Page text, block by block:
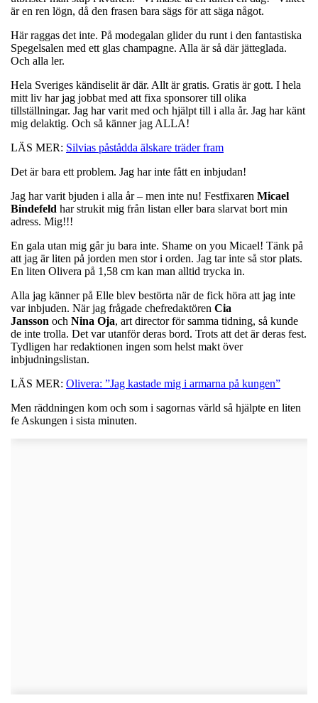
är en ren lögn, då den frasen bara sägs för att säga något.
Här raggas det inte. På modegalan glider du runt i den fantastiska
Spegelsalen med ett glas champagne. Alla är så där jätteglada.
Och alla ler.
Hela Sveriges kändiselit är där. Allt är gratis. Gratis är gott. I hela
mitt liv har jag jobbat med att fixa sponsorer till olika
tillställningar. Jag har varit med och hjälpt till i alla år. Jag har känt
mig delaktig. Och så känner jag ALLA!
LÄS MER: Silvias påstådda älskare träder fram
Det är bara ett problem. Jag har inte fått en inbjudan!
Jag har varit bjuden i alla år – men inte nu! Festfixaren Micael
Bindefeld har strukit mig från listan eller bara slarvat bort min
adress. Mig!!!
En gala utan mig går ju bara inte. Shame on you Micael! Tänk på
att jag är liten på jorden men stor i orden. Jag tar inte så stor plats.
En liten Olivera på 1,58 cm kan man alltid trycka in.
Alla jag känner på Elle blev bestörta när de fick höra att jag inte
var inbjuden. När jag frågade chefredaktören Cia
Jansson och Nina Oja, art director för samma tidning, så kunde
de inte trolla. Det var utanför deras bord. Trots att det är deras fest.
Tydligen har redaktionen ingen som helst makt över
inbjudningslistan.
LÄS MER: Olivera: ”Jag kastade mig i armarna på kungen”
Men räddningen kom och som i sagornas värld så hjälpte en liten
fe Askungen i sista minuten.